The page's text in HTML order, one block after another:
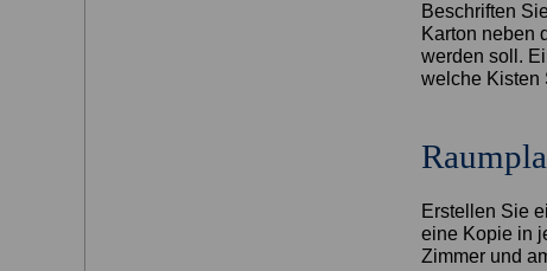
Beschriften
Karton neben
werden soll.
welche Kisten
Erstellen Sie
eine Kopie in
Zimmer und